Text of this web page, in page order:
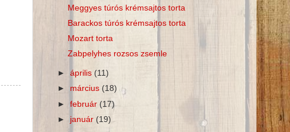
Meggyes túrós krémsajtos torta
Barackos túrós krémsajtos torta
Mozart torta
Zabpelyhes rozsos zsemle
►április (11)
► március(18)
►február(17)
► január (19)